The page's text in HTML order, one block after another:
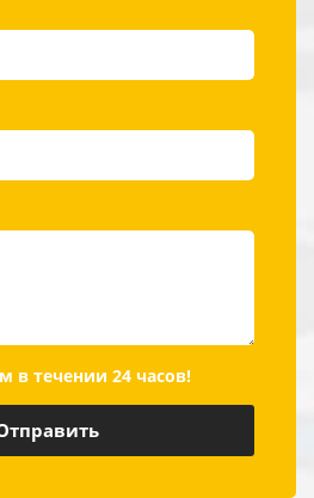
в течении 24 часов!